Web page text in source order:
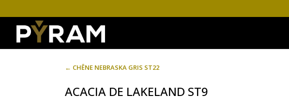
← CHÊNE NEBRASKA GRIS ST22
ACACIA DE LAKELAND ST9